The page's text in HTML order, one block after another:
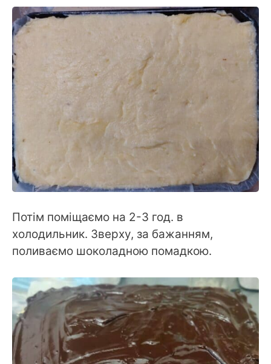
Потім поміщаємо на 2-3 год. в
холодильник. Зверху, за бажанням,
поливаємо шоколадною помадкою.